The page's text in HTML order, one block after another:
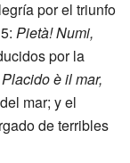
por el triunfo
Pietà! Numi,
por la
Placido è il mar,
mar; y el
de terribles